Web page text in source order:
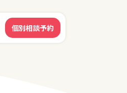
個別相談予約